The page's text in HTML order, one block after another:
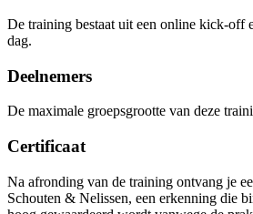
De training bestaat uit een online kick-off
dag.
Deelnemers
De maximale groepsgrootte van deze
Certificaat
Na afronding van de training ontvang je
Schouten & Nelissen, een erkenning die